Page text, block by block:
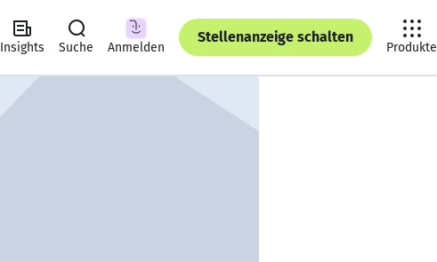
Insights Suche Anmelden
Stellenanzeige schalten
Produkte